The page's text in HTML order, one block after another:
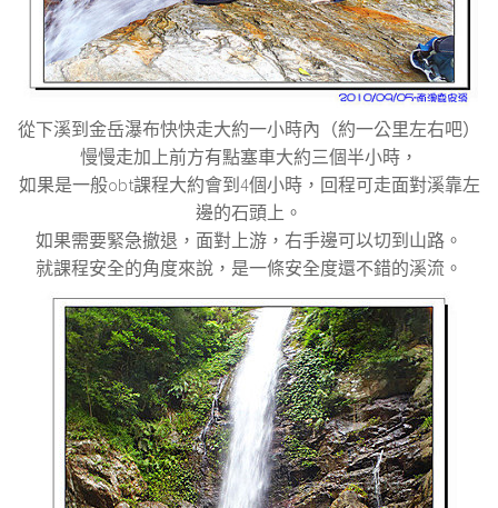
從下溪到金岳瀑布快快走大約一小時內（約一公里左右吧）
慢慢走加上前方有點塞車大約三個半小時，
如果是一般obt課程大約會到4個小時，回程可走面對溪靠左
邊的石頭上。
如果需要緊急撤退，面對上游，右手邊可以切到山路。
就課程安全的角度來說，是一條安全度還不錯的溪流。